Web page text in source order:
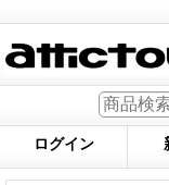
ログイン